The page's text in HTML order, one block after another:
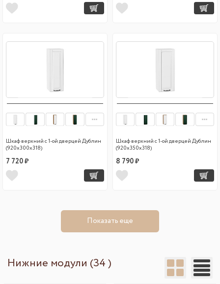
Шкаф верхний с 1-ой дверцей Дублин
(920х300х318)
7 720 ₽
Шкаф верхний с 1-ой дверцей Дублин
(920х350х318)
8 790 ₽
Показать еще
Нижние модули (34 )